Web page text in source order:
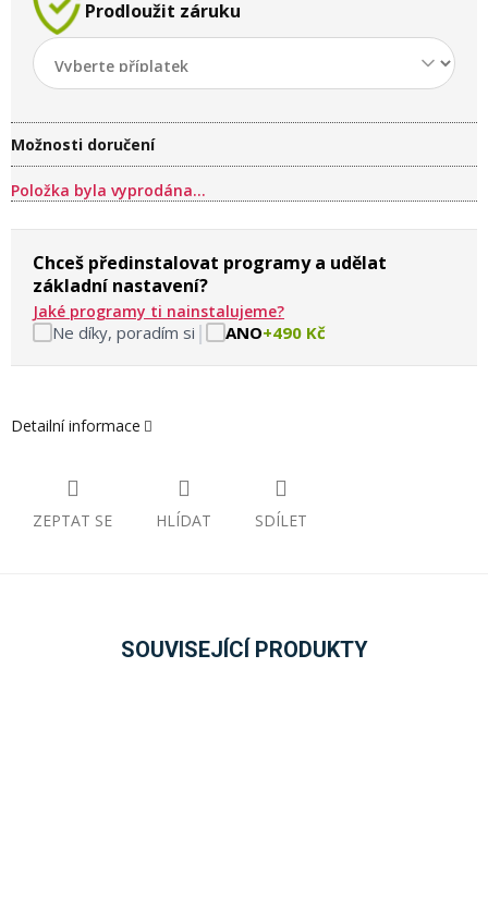
Prodloužit záruku
Chceš předinstalovat programy a udělat
základní nastavení?
Jaké programy ti nainstalujeme?
Ne díky, poradím si | ANO+490 Kč
Možnosti doručení
Položka byla vyprodána…
Detailní informace
ZEPTAT SE HLÍDAT SDÍLET
SOUVISEJÍCÍ PRODUKTY